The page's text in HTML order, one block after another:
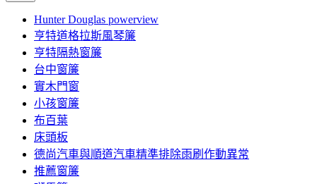
內
容
Hunter Douglas powerview
亨特道格拉斯風琴簾
亨特隔熱窗簾
台中窗簾
實木門窗
小孩窗簾
布百葉
床頭板
德尚汽車與順道汽車精準排除雨刷作動異常
推薦窗簾